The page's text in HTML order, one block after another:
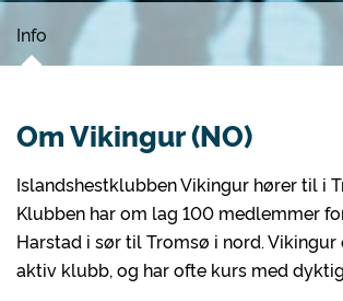
Info
Om Vikingur (NO)
Islandshestklubben Vikingur hører til i
Klubben har om lag 100 medlemmer
Harstad i sør til Tromsø i nord. Vikingur
aktiv klubb, og har ofte kurs med